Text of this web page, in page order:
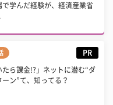
学んだ経験が、経済産業省
PR
たら課金!?」ネットに潜む“ダ
ーン”て、知ってる？